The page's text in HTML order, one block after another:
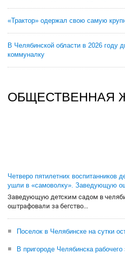
«Трактор» одержал свою самую
В Челябинской области в 2026 году
коммуналку
ОБЩЕСТВЕННАЯ
Четверо пятилетних воспитанников
ушли в «самоволку». Заведующую
Заведующую детским садом в
оштрафовали за бегство...
Поселок в Челябинске на сутки
В пригороде Челябинска